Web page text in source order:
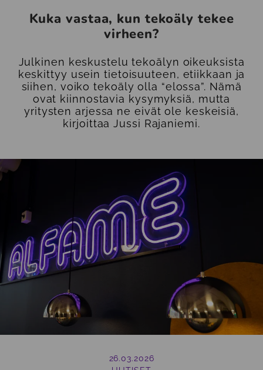
Kuka vastaa, kun tekoäly tekee
virheen?
Julkinen keskustelu tekoälyn oikeuksista
keskittyy usein tietoisuuteen, etiikkaan ja
siihen, voiko tekoäly olla “elossa”. Nämä
ovat kiinnostavia kysymyksiä, mutta
yritysten arjessa ne eivät ole keskeisiä,
kirjoittaa Jussi Rajaniemi.
26.03.2026